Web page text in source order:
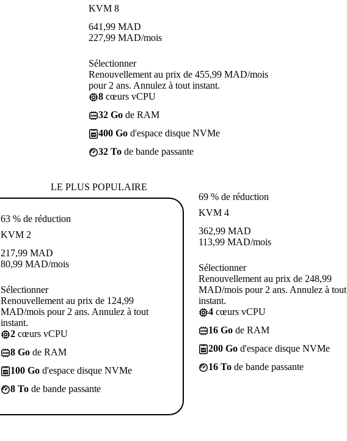
KVM 8
641,99 MAD
227,99 MAD/mois
Sélectionner
Renouvellement au prix de 455,99 MAD/mois
pour 2 ans. Annulez à tout instant.
8 cœurs vCPU
32 Go de RAM
400 Go d'espace disque NVMe
32 To de bande passante
LE PLUS POPULAIRE
63 % de réduction
KVM 2
217,99 MAD
80,99 MAD/mois
Sélectionner
Renouvellement au prix de 124,99
MAD/mois pour 2 ans. Annulez à tout
instant.
2 cœurs vCPU
8 Go de RAM
100 Go d'espace disque NVMe
8 To de bande passante
69 % de réduction
KVM 4
362,99 MAD
113,99 MAD/mois
Sélectionner
Renouvellement au prix de 248,99
MAD/mois pour 2 ans. Annulez à tout
instant.
4 cœurs vCPU
16 Go de RAM
200 Go d'espace disque NVMe
16 To de bande passante